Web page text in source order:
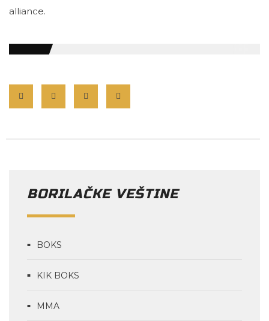
alliance.
BORILAČKE VEŠTINE
BOKS
KIK BOKS
MMA